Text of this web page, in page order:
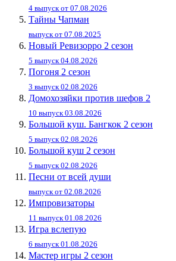
4 выпуск от 07.08.2026
Тайны Чапман
выпуск от 07.08.2025
Новый Ревизорро 2 сезон
5 выпуск 04.08.2026
Погоня 2 сезон
3 выпуск 02.08.2026
Домохозяйки против шефов 2
10 выпуск 03.08.2026
Большой куш. Бангкок 2 сезон
5 выпуск 02.08.2026
Большой куш 2 сезон
5 выпуск 02.08.2026
Песни от всей души
выпуск от 02.08.2026
Импровизаторы
11 выпуск 01.08.2026
Игра вслепую
6 выпуск 01.08.2026
Мастер игры 2 сезон